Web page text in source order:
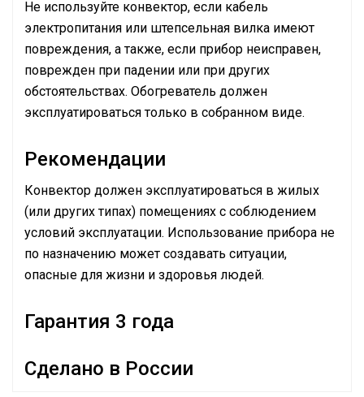
Не используйте конвектор, если кабель
электропитания или штепсельная вилка имеют
повреждения, а также, если прибор неисправен,
поврежден при падении или при других
обстоятельствах. Обогреватель должен
эксплуатироваться только в собранном виде.
Рекомендации
Конвектор должен эксплуатироваться в жилых
(или других типах) помещениях с соблюдением
условий эксплуатации. Использование прибора не
по назначению может создавать ситуации,
опасные для жизни и здоровья людей.
Гарантия 3 года
Сделано в России